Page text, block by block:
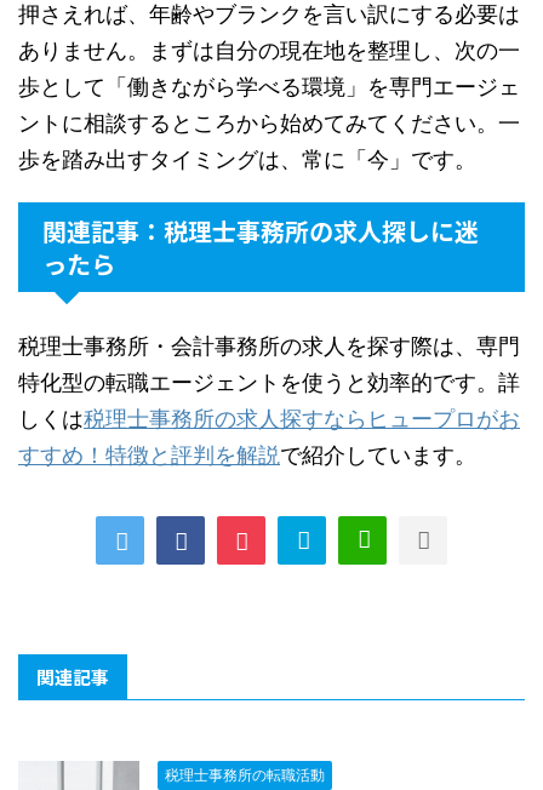
押さえれば、年齢やブランクを言い訳にする必要は
ありません。まずは自分の現在地を整理し、次の一
歩として「働きながら学べる環境」を専門エージェ
ントに相談するところから始めてみてください。一
歩を踏み出すタイミングは、常に「今」です。
関連記事：税理士事務所の求人探しに迷
ったら
税理士事務所・会計事務所の求人を探す際は、専門
特化型の転職エージェントを使うと効率的です。詳
しくは税理士事務所の求人探すならヒュープロがお
すすめ！特徴と評判を解説で紹介しています。
関連記事
税理士事務所の転職活動